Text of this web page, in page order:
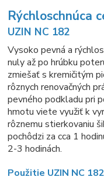
Rýchloschnúca
UZIN NC 182
Vysoko pevná a
nuly až po hrúbku
zmiešať s kremičitým
rôznych renovačných
pevného podkladu pri
hmotu viete využiť k
rôznemu stierkovaniu
pochôdzi za cca 1
2-3 hodinách.
Použitie UZIN NC